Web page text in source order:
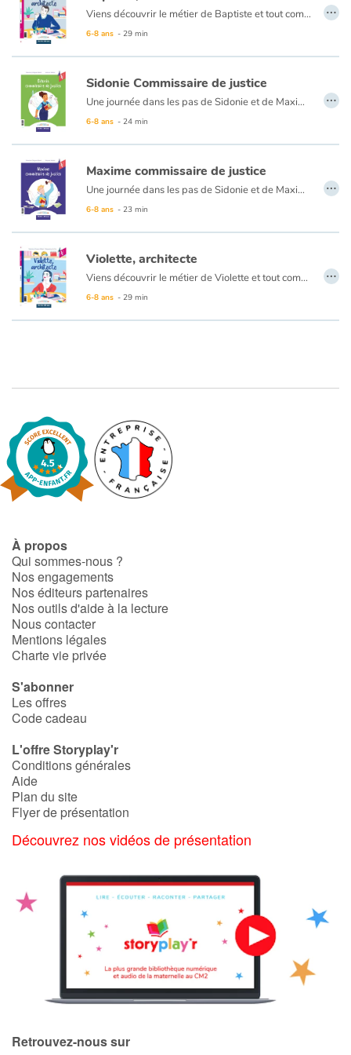
Documentaires
En famille
Quotidien et loisirs
À l'école
Fêtes et évènements
Amour et amitié
Sujets de société
Émotions et sentiments
Catalogue anglais
Contraste +
Aide
Accueil
Famille
Écoles
Médiathèques
Vidéos & Tutoriaux
Blog
Actualités
Par thématique
Contes d'ici et d'ailleurs
Autour de la lecture
Apprendre à lire
Viens découvrir le métier de Baptiste et tout comprendre sur le métier d’architecte ! Une partie documentaire t’éclairera sur l’histoire du métier, son vocabulaire et plein d’infos passionnantes !
6-8 ans - 29 min
…
Sidonie Commissaire de justice
Une journée dans les pas de Sidonie et de Maxime, tous deux commissaires de justice passionnés par leur métier. Ils travaillent ensemble, mais chacun raconte sa journée d’un côté du livre, c’est renversant !
6-8 ans - 24 min
…
Maxime commissaire de justice
Une journée dans les pas de Sidonie et de Maxime, tous deux commissaires de justice passionnés par leur métier. Ils travaillent ensemble, mais chacun raconte sa journée d’un côté du livre, c’est renversant !
6-8 ans - 23 min
…
Violette, architecte
Viens découvrir le métier de Violette et tout comprendre sur le métier d’architecte ! Une partie documentaire t’éclairera sur l’histoire du métier, son vocabulaire et plein d’infos passionnantes !
6-8 ans - 29 min
…
À propos
Qui sommes-nous ?
Nos engagements
Nos éditeurs partenaires
Nos outils d'aide à la lecture
Nous contacter
Mentions légales
Charte vie privée
S'abonner
Les offres
Code cadeau
L'offre Storyplay'r
Conditions générales
Aide
Plan du site
Flyer de présentation
Découvrez nos vidéos de présentation
Retrouvez-nous sur